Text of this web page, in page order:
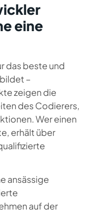
eine
das beste und
–
zeigen die
des Codierers,
Wer einen
erhält über
ansässige
auf der